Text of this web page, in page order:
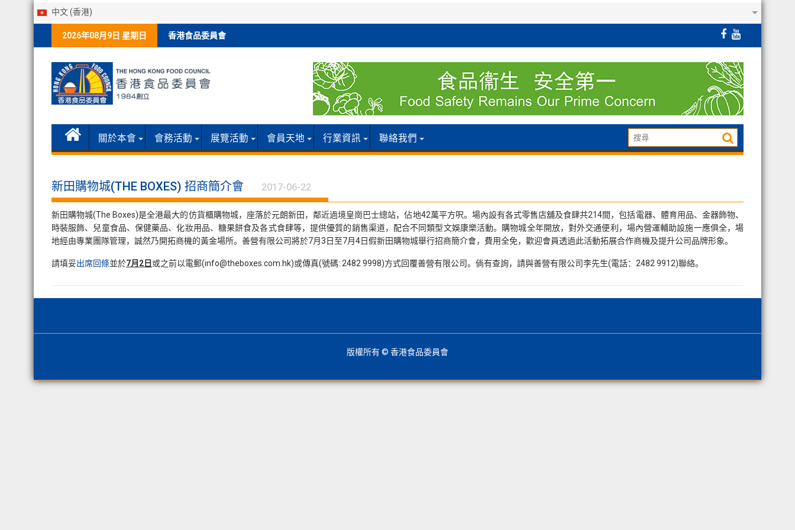
中文 (香港)
2026年08月9日 星期日 香港食品委員會
關於本會 會務活動 展覽活動 會員天地 行業資訊 聯絡我們
新田購物城(THE BOXES) 招商簡介會 2017-06-22
新田購物城(The Boxes)是全港最大的仿貨櫃購物城，座落於元朗新田，鄰近過境皇崗巴士總站，佔地42萬平方呎。場內設有各式零售店舖及食肆共214間，包括電器、體育用品、金器飾物、
時裝服飾、兒童食品、保健藥品、化妝用品、糖果餅食及各式食肆等，提供優質的銷售渠道，配合不同類型文娛康樂活動。購物城全年開放，對外交通便利，場內營運輔助設施一應俱全，場
地經由專業團隊管理，誠然乃開拓商機的黃金場所。善營有限公司將於7月3日至7月4日假新田購物城舉行招商簡介會，費用全免，歡迎會員透過此活動拓展合作商機及提升公司品牌形象。
請填妥出席回條並於7月2日 或之前以電郵(info@theboxes.com.hk)或傳真(號碼: 2482 9998)方式回覆善營有限公司。倘有查詢，請與善營有限公司李先生(電話：2482 9912)聯絡。
版權所有 © 香港食品委員會